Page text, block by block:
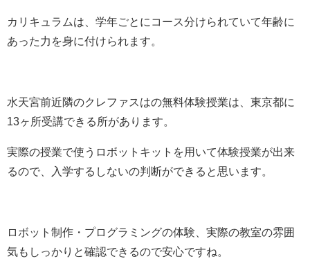
カリキュラムは、学年ごとにコース分けられていて年齢に
あった力を身に付けられます。
水天宮前近隣のクレファスはの無料体験授業は、東京都に
13ヶ所受講できる所があります。
実際の授業で使うロボットキットを用いて体験授業が出来
るので、入学するしないの判断ができると思います。
ロボット制作・プログラミングの体験、実際の教室の雰囲
気もしっかりと確認できるので安心ですね。